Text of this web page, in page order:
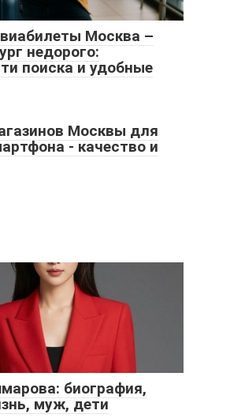
Москва –
недорого:
поиска и удобные
Москвы для
- качество и
биография,
муж, дети